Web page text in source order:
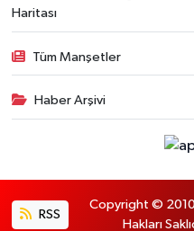
Haritası
Tüm Manşetler
Haber Arşivi
RSS
Copyright ©
Hakları